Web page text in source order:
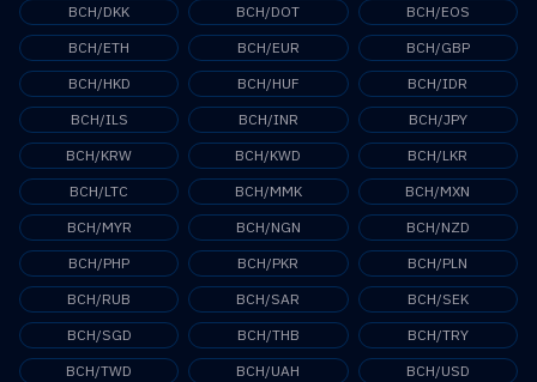
BCH/DKK
BCH/DOT
BCH/EOS
BCH/ETH
BCH/EUR
BCH/GBP
BCH/HKD
BCH/HUF
BCH/IDR
BCH/ILS
BCH/INR
BCH/JPY
BCH/KRW
BCH/KWD
BCH/LKR
BCH/LTC
BCH/MMK
BCH/MXN
BCH/MYR
BCH/NGN
BCH/NZD
BCH/PHP
BCH/PKR
BCH/PLN
BCH/RUB
BCH/SAR
BCH/SEK
BCH/SGD
BCH/THB
BCH/TRY
BCH/TWD
BCH/UAH
BCH/USD